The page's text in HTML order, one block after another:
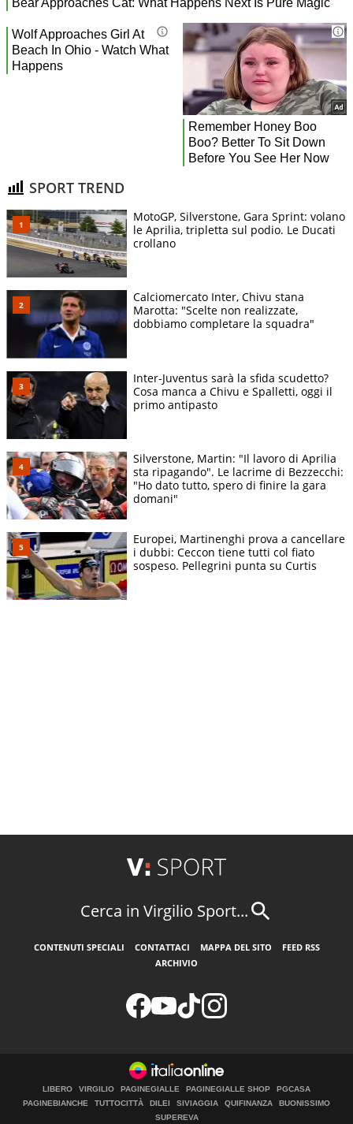
SPORT TREND
MotoGP, Silverstone, Gara Sprint: volano
le Aprilia, tripletta sul podio. Le Ducati
crollano
Calciomercato Inter, Chivu stana
Marotta: "Scelte non realizzate,
dobbiamo completare la squadra"
Inter-Juventus sarà la sfida scudetto?
Cosa manca a Chivu e Spalletti, oggi il
primo antipasto
Silverstone, Martin: "Il lavoro di Aprilia
sta ripagando". Le lacrime di Bezzecchi:
"Ho dato tutto, spero di finire la gara
domani"
Europei, Martinenghi prova a cancellare
i dubbi: Ceccon tiene tutti col fiato
sospeso. Pellegrini punta su Curtis
Cerca in Virgilio Sport...
CONTENUTI SPECIALI CONTATTACI MAPPA DEL SITO
FEED RSS
ARCHIVIO
LIBERO VIRGILIO PAGINEGIALLE PAGINEGIALLE SHOP
PGCASA
PAGINEBIANCHE
TUTTOCITTÀ DILEI SIVIAGGIA QUIFINANZA
BUONISSIMO
SUPEREVA